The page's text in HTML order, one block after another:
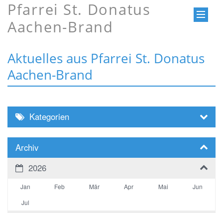
Pfarrei St. Donatus
Aachen-Brand
Aktuelles aus Pfarrei St. Donatus
Aachen-Brand
Kategorien
Archiv
2026
Jan Feb Mär Apr Mai
Jun
Jul